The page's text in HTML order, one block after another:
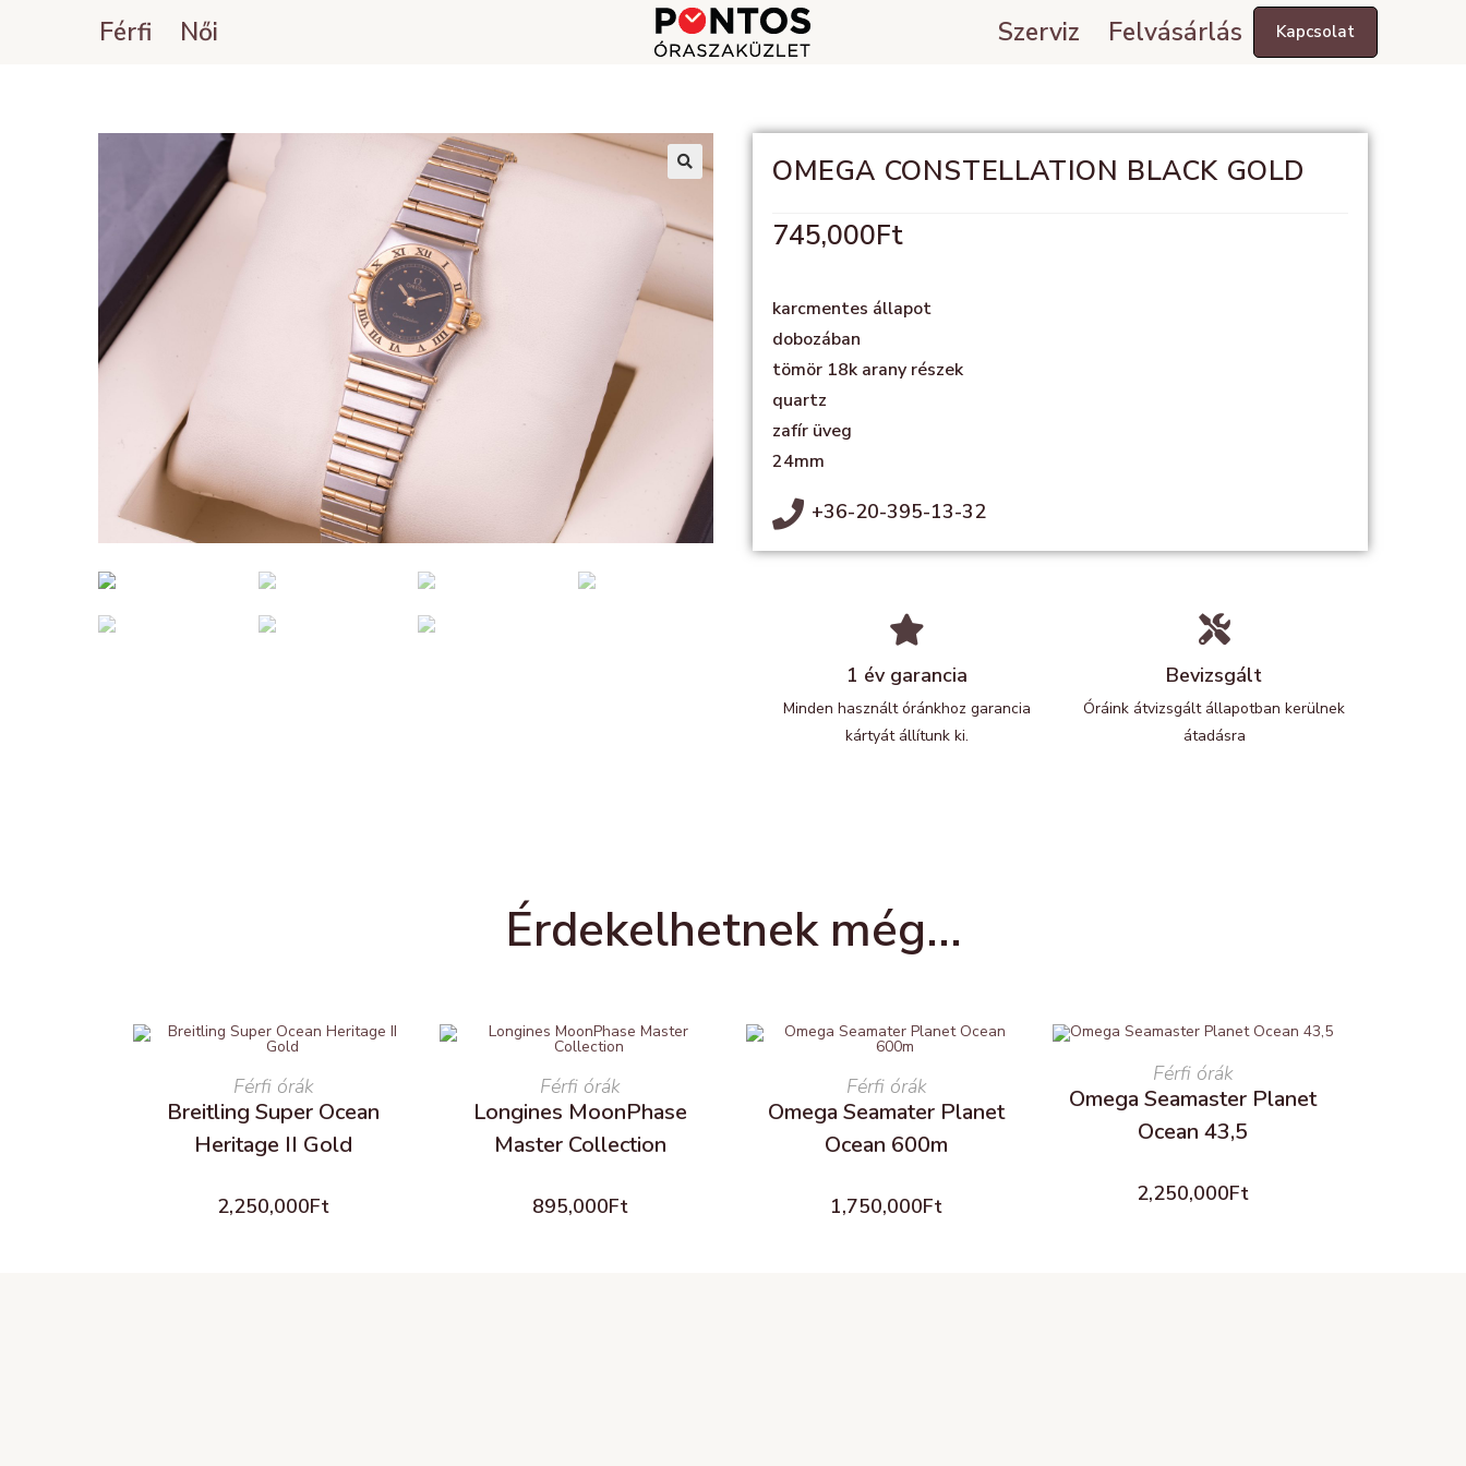
Férfi Női Szerviz Felvásárlás Kapcsolat
OMEGA CONSTELLATION BLACK GOLD
745,000Ft
karcmentes állapot
dobozában
tömör 18k arany részek
quartz
zafír üveg
24mm
+36-20-395-13-32
1 év garancia
Minden használt óránkhoz garancia
kártyát állítunk ki.
Bevizsgált
Óráink átvizsgált állapotban kerülnek
átadásra
Érdekelhetnek még...
READ MORE
Férfi órák
Breitling Super Ocean
Heritage II Gold
2,250,000Ft
READ MORE
Férfi órák
Longines MoonPhase
Master Collection
895,000Ft
READ MORE
Férfi órák
Omega Seamater Planet
Ocean 600m
1,750,000Ft
READ MORE
Férfi órák
Omega Seamaster Planet
Ocean 43,5
2,250,000Ft